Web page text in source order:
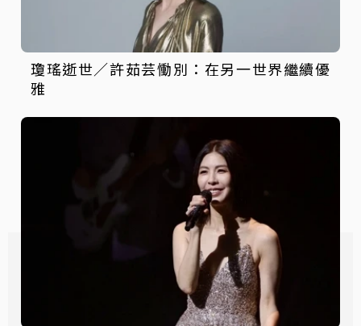
瓊瑤逝世／許茹芸慟別：在另一世界繼續優
雅